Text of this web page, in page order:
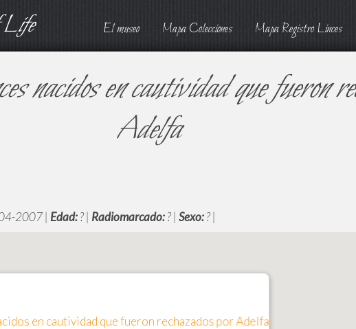
El museo Mapa Colecciones Mapa Registro Linces
nacidos en cautividad que fueron
Adelfa
2007 | Edad:? | Radiomarcado:? | Sexo:? |
en cautividad que fueron rechazados por Adelfa